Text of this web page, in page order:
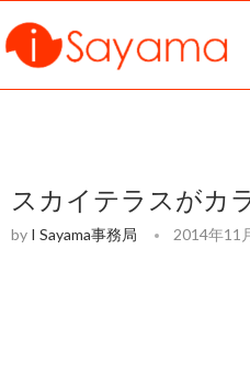
スカイテラスがカ
by I Sayama事務局 2014年11